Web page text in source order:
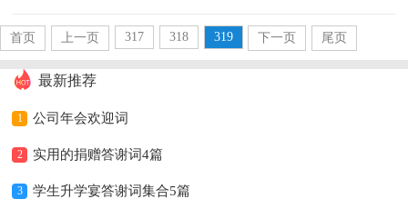
首页
上一页 317 318 319 下一页 尾页
最新推荐
1 公司年会欢迎词
2 实用的捐赠答谢词4篇
3 学生升学宴答谢词集合5篇